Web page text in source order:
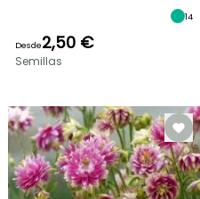
14
Desde2,50 €
Semillas